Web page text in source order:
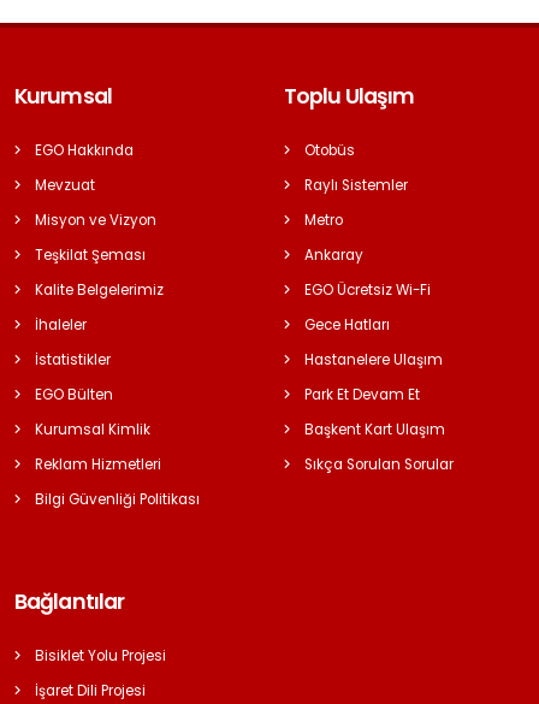
Kurumsal
EGO Hakkında
Mevzuat
Misyon ve Vizyon
Teşkilat Şeması
Kalite Belgelerimiz
İhaleler
İstatistikler
EGO Bülten
Kurumsal Kimlik
Reklam Hizmetleri
Bilgi Güvenliği Politikası
Toplu Ulaşım
Otobüs
Raylı Sistemler
Metro
Ankaray
EGO Ücretsiz Wi-Fi
Gece Hatları
Hastanelere Ulaşım
Park Et Devam Et
Başkent Kart Ulaşım
Sıkça Sorulan Sorular
Bağlantılar
Bisiklet Yolu Projesi
İşaret Dili Projesi